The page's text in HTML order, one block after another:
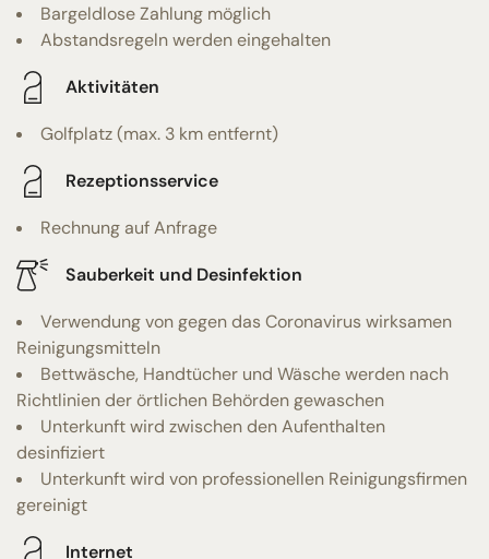
Bargeldlose Zahlung möglich
Abstandsregeln werden eingehalten
Aktivitäten
Golfplatz (max. 3 km entfernt)
Rezeptionsservice
Rechnung auf Anfrage
Sauberkeit und Desinfektion
Verwendung von gegen das Coronavirus wirksamen
Reinigungsmitteln
Bettwäsche, Handtücher und Wäsche werden nach
Richtlinien der örtlichen Behörden gewaschen
Unterkunft wird zwischen den Aufenthalten
desinfiziert
Unterkunft wird von professionellen Reinigungsfirmen
gereinigt
Internet